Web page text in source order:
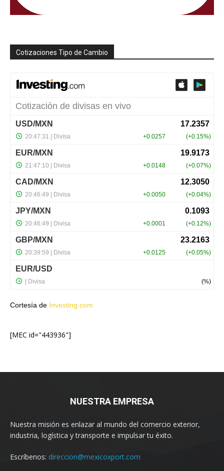
Cotizaciones Tipo de Cambio
Cortesía de Investing.com
[MEC id="443936"]
NUESTRA EMPRESA
Nuestra misión es enlazar al mundo del comercio exterior,
industria, logística y transporte e impulsar tu éxito.
Escríbenos: direccion@mexicoxport.com